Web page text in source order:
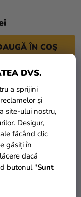
DVS.
a sprijini
și
site-ului nostru,
Desigur,
făcând clic
găsiți în
dacă
butonul "Sunt
ÎN COŞ